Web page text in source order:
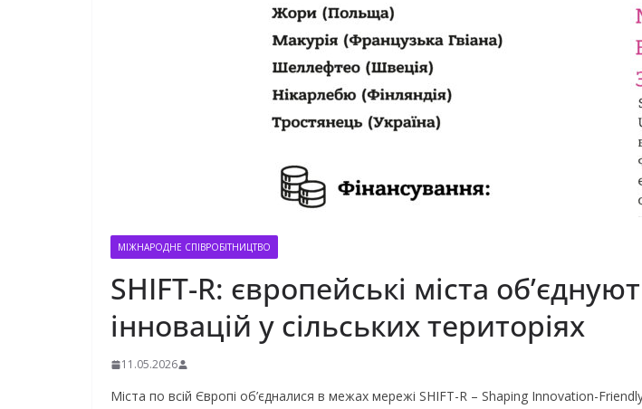
МІЖНАРОДНЕ СПІВРОБІТНИЦТВО
SHIFT-R: європейські міста
інновацій у сільських територіях
11.05.2026
Міста по всій Європі об’єдналися в межах мережі SHIFT-R – Shaping Innovation-